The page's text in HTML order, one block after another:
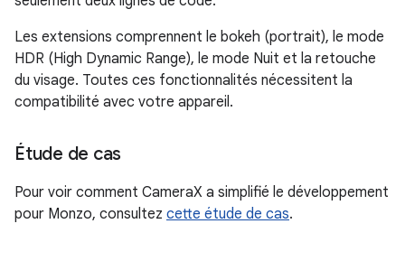
Les extensions comprennent le bokeh (portrait), le mode
HDR (High Dynamic Range), le mode Nuit et la retouche
du visage. Toutes ces fonctionnalités nécessitent la
compatibilité avec votre appareil.
Étude de cas
Pour voir comment CameraX a simplifié le développement
pour Monzo, consultez cette étude de cas.